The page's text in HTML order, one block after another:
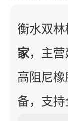
衡水双
家，主
高阻尼
备，支持